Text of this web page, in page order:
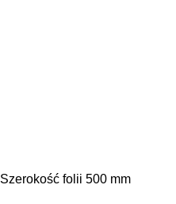
Szerokość folii 500 mm